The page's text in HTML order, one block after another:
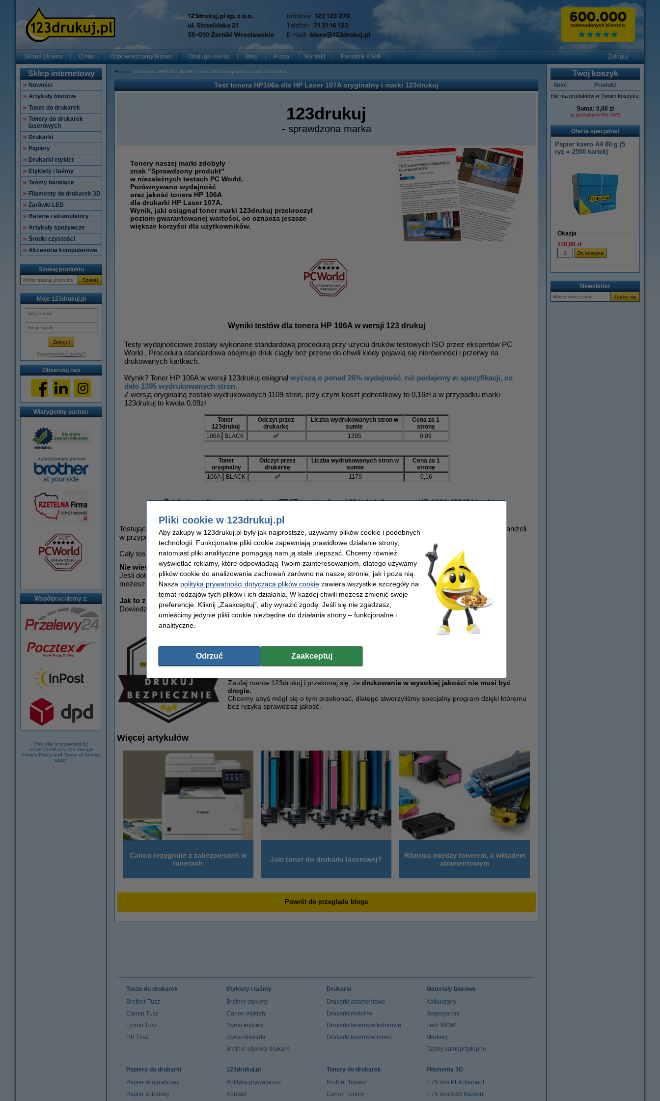
Strona główna O nas Odpowiedzialny biznes Obsługa klienta Blog Praca Kontakt Poradnik KSeF Zaloguj
Sklep internetowy
Nowości
Artykuły biurowe
Tusze do drukarek
Tonery do drukarek
laserowych
Drukarki
Papiery
Drukarki etykiet
Etykiety i taśmy
Taśmy barwiące
Filamenty do drukarek 3D
Żarówki LED
Baterie i akumulatory
Artykuły spożywcze
Środki czystości
Akcesoria komputerowe
Szukaj produktu
Szukaj
Moje 123drukuj.pl
Zapomniałeś hasła?
Obserwuj nas
Wiarygodny partner
Współpracujemy z:
This site is protected by
reCAPTCHA and the Google
Privacy Policy and Terms of Service
apply.
Home Test tonera HP106a dla HP Laser 107A oryginalny i marki 123drukuj
Test tonera HP106a dla HP Laser 107A oryginalny i marki 123drukuj
123drukuj
- sprawdzona marka
Tonery naszej marki zdobyły
znak "Sprawdzony produkt"
w niezależnych testach PC World.
Porównywano wydajność
oraz jakość tonera HP 106A
dla drukarki HP Laser 107A.
Wynik, jaki osiągnął toner marki 123drukuj przekroczył
poziom gwarantowanej wartości, co oznacza jeszcze
większe korzyści dla użytkowników.
Wyniki testów dla tonera HP 106A w wersji 123 drukuj
Testy wydajnościowe zostały wykonane standardową procedurą przy użyciu druków testowych ISO przez ekspertów PC
World , Procedura standardowa obejmuje druk ciągły bez przerw do chwili kiedy pojawią się nierówności i przerwy na
drukowanych kartkach.
Wynik? Toner HP 106A w wersji 123drukuj osiągnął wyższą o ponad 26% wydajność, niż podajemy w specyfikacji, co
dało 1395 wydrukowanych stron.
Z wersją oryginalną zostało wydrukowanych 1109 stron, przy czym koszt jednostkowy to 0,16zł a w przypadku marki
123drukuj to kwota 0.09zł
Toner
123drukuj
Odczyt przez
drukarkę
Liczba wydrukowanych stron w
sumie
Cena za 1
stronę
106A
BLACK ✅ 1395 0,09
Toner
oryginalny
Odczyt przez
drukarkę
Liczba wydrukowanych stron w
sumie
Cena za 1
stronę
106A
BLACK ✅ 1179 0,16
Źródło: https://www.pcworld.pl/testy/TEST-zamiennikow-123drukuj-dla-tonerow-HP-106A,426424.html
Testujący podkreślili także, że druk z wykorzystaniem tonera 123drukuj jest także bardziej kontrastowy
aniżeli
w przypadku oryginalnej wersji tuszu.
Cały test przeprowadzony przezPC World, dostępny jest na stronie redakcji, po przejściu w
link
Nie wiesz jaki toner wybrać?
Jeśli dotychczas używałeś tylko oryginalnego tonera,
możesz za darmo przetestować toner marki 123drukuj do 30dni. Jeśli nie będziesz zadowolony, zwrócimy Ci pieniądze.
Jak to zrobić krok po kroku?
Dowiedz się więcej >>tutaj
Gwarancja satysfakcji lub zwrot
kosztów
Zaufaj marce 123drukuj i przekonaj się, że drukowanie w wysokiej jakości nie musi być
drogie.
Chcemy abyś mógł się o tym przekonać, dlatego stworzyliśmy specjalny program dzięki któremu
bez ryzyka sprawdzisz jakość.
Więcej artykułów
Canon rezygnuje z zabezpieczeń w
tonerach
Jaki toner do drukarki laserowej?
Różnica między tonerem, a wkładem
atramentowym
Powrót do przeglądu bloga
Twój koszyk
Ilość Produkt
Nie ma produktów w Twoim koszyku.
Suma: 0,00 zł
(z podatkiem 0% VAT)
Oferta specjalna!
Papier ksero A4 80 g (5
ryz = 2500 kartek)
Okazja
110,00 zł
Newsletter
Tusze do drukarek
Brother Tusz
Canon Tusz
Epson Tusz
HP Tusz
Etykiety i taśmy
Brother etykiety
Canon etykiety
Dymo etykiety
Dymo drukarki
Brother etykiety drukarki
Drukarki
Drukarki atramentowe
Drukarki mobilne
Drukarki laserowe kolorowe
Drukarki laserowe mono
Materiały biurowe
Kalkulatory
Segregarory
Leitz WOW
Markery
Taśmy samoprzylepne
Papiery do drukarki
Papier fotograficzny
Papier kolorowy
123drukuj.pl
Polityka prywatności
Kontakt
Tonery do drukarek
Brother Tonery
Canon Tonery
Filamenty 3D
1,75 mm PLA filament
1,75 mm ABS filament
Pliki cookie w 123drukuj.pl
Aby zakupy w 123drukuj.pl były jak najprostsze, używamy plików cookie i podobnych
technologii. Funkcjonalne pliki cookie zapewniają prawidłowe działanie strony,
natomiast pliki analityczne pomagają nam ją stale ulepszać. Chcemy również
wyświetlać reklamy, które odpowiadają Twoim zainteresowaniom, dlatego używamy
plików cookie do analizowania zachowań zarówno na naszej stronie, jak i poza nią.
Nasza polityka prywatności dotycząca plików cookiezawiera wszystkie szczegóły na
temat rodzajów tych plików i ich działania. W każdej chwili możesz zmienić swoje
preferencje. Kliknij „Zaakceptuj”, aby wyrazić zgodę. Jeśli się nie zgadzasz,
umieścimy jedynie pliki cookie niezbędne do działania strony – funkcjonalne i
analityczne.
Odrzuć Zaakceptuj